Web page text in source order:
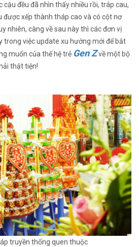
cậu đều đã nhìn thấy nhiều rồi, tráp cau,
được xếp thành tháp cao và có cột nơ
nhiên, càng về sau này thì các đơn vị
trong việc update xu hướng mới để bắt
muốn của thế hệ trẻ Gen Zvề một bộ
thật tiện!
truyền thống quen thuộc